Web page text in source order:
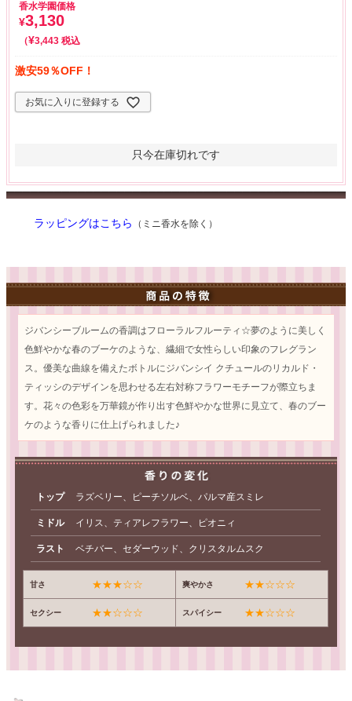
香水学園価格
¥3,130
¥3,443 税込
激安59％OFF！
お気に入りに登録する
只今在庫切れです
ラッピングはこちら （ミニ香水を除く）
ジバンシーブルームの香調はフローラルフルーティ☆夢のように美しく
色鮮やかな春のブーケのような、繊細で女性らしい印象のフレグラン
ス。優美な曲線を備えたボトルにジバンシイ クチュールのリカルド・
ティッシのデザインを思わせる左右対称フラワーモチーフが際立ちま
す。花々の色彩を万華鏡が作り出す色鮮やかな世界に見立て、春のブー
ケのような香りに仕上げられました♪
トップ ラズベリー、ピーチソルベ、パルマ産スミレ
ミドル イリス、ティアレフラワー、ピオニィ
ラスト ベチバー、セダーウッド、クリスタルムスク
甘さ ★★★☆☆ 爽やかさ ★★☆☆☆
セクシー ★★☆☆☆ スパイシー ★★☆☆☆